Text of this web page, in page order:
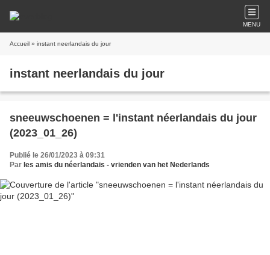
MENU
Accueil » instant neerlandais du jour
instant neerlandais du jour
sneeuwschoenen = l'instant néerlandais du jour
(2023_01_26)
Publié le 26/01/2023 à 09:31
Par les amis du néerlandais - vrienden van het Nederlands